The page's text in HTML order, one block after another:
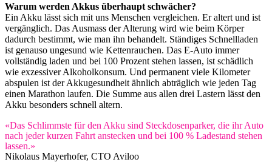
Warum werden Akkus überhaupt schwächer?
Ein Akku lässt sich mit uns Menschen vergleichen. Er altert und ist
vergänglich. Das Ausmass der Alterung wird wie beim Körper
dadurch bestimmt, wie man ihn behandelt. Ständiges Schnellladen
ist genauso ungesund wie Kettenrauchen. Das E-Auto immer
vollständig laden und bei 100 Prozent stehen lassen, ist schädlich
wie exzessiver Alkoholkonsum. Und permanent viele Kilometer
abspulen ist der Akkugesundheit ähnlich abträglich wie jeden Tag
einen Marathon laufen. Die Summe aus allen drei Lastern lässt den
Akku besonders schnell altern.
«Das Schlimmste für den Akku sind Steckdosenparker, die ihr Auto
nach jeder kurzen Fahrt anstecken und bei 100 % Ladestand stehen
lassen.»
Nikolaus Mayerhofer, CTO Aviloo